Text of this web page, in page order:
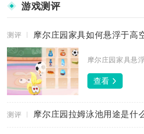
游戏测评
测评 摩尔庄园家具如何悬浮于高
摩尔庄园家具悬
查看
测评 摩尔庄园拉姆泳池用途是什